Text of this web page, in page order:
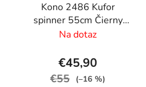
Kono 2486 Kufor
spinner 55cm Čierny
ABS/Polykarbonát
Na dotaz
€45,90
€55 (–16 %)